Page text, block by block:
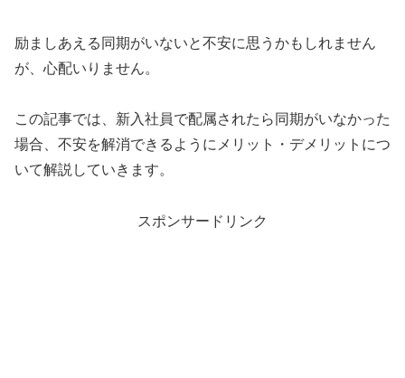
励ましあえる同期がいないと不安に思うかもしれません
が、心配いりません。
この記事では、新入社員で配属されたら同期がいなかった
場合、不安を解消できるようにメリット・デメリットにつ
いて解説していきます。
スポンサードリンク